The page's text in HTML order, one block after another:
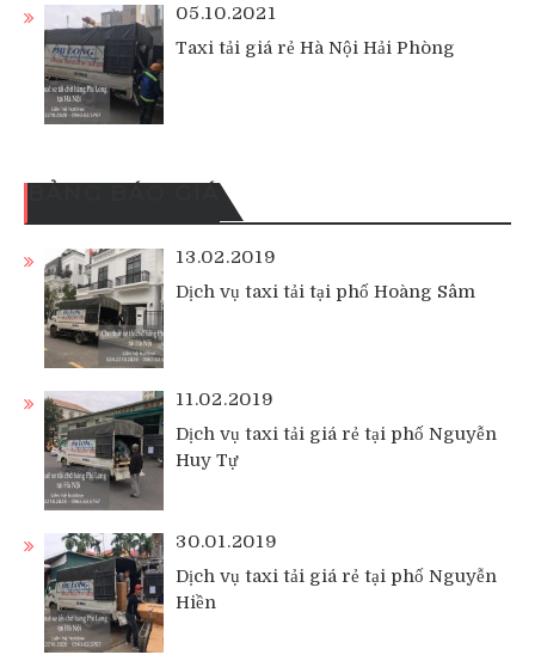
05.10.2021
Taxi tải giá rẻ Hà Nội Hải Phòng
BẢNG BÁO GIÁ
13.02.2019
Dịch vụ taxi tải tại phố Hoàng Sâm
11.02.2019
Dịch vụ taxi tải giá rẻ tại phố Nguyễn
Huy Tự
30.01.2019
Dịch vụ taxi tải giá rẻ tại phố Nguyễn
Hiền